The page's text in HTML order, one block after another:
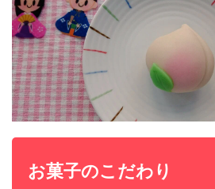
お菓子のこだわり